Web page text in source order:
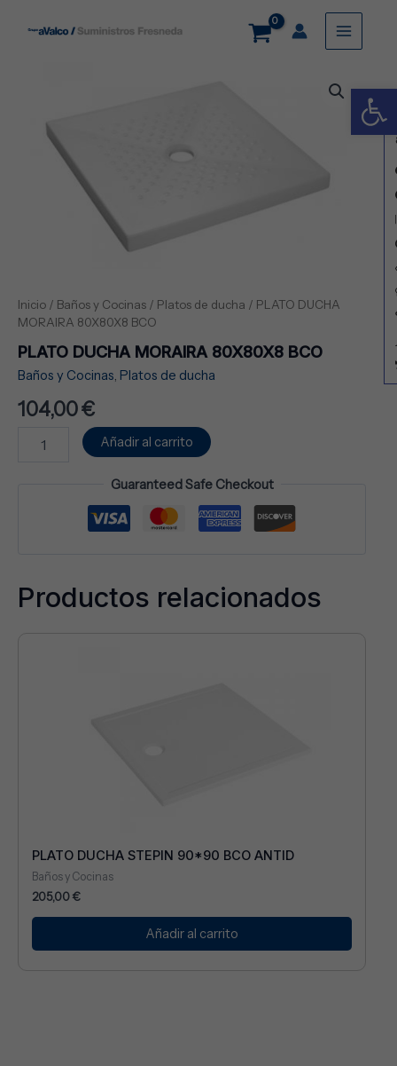
Abrir
Main
Menu
Inicio / Baños y Cocinas / Platos de ducha / PLATO DUCHA
MORAIRA 80X80X8 BCO
PLATO DUCHA MORAIRA 80X80X8 BCO
Baños y Cocinas, Platos de ducha
104,00€
80X80X8
cantidad
Añadir al carrito
Guaranteed Safe Checkout
Productos relacionados
PLATO DUCHA STEPIN 90*90 BCO ANTID
Baños y Cocinas
205,00€
Añadir al carrito